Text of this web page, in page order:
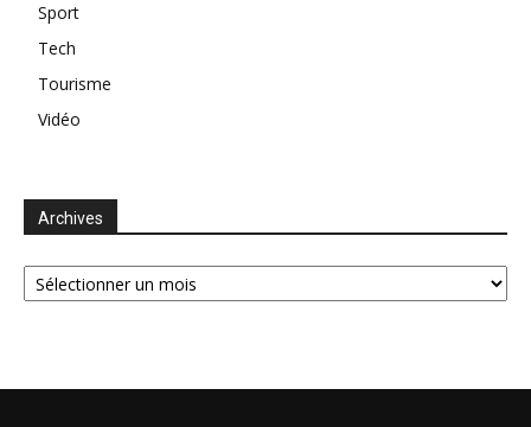
Sport
Tech
Tourisme
Vidéo
Archives
Archives